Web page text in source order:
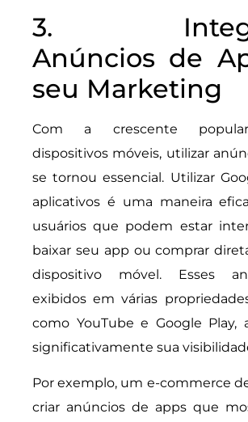
3.
Anúncios de
seu Marketing
Com a crescente
dispositivos móveis, utilizar
se tornou essencial. Utilizar
aplicativos é uma maneira
usuários que podem estar
baixar seu app ou comprar
dispositivo móvel. Esses
exibidos em várias
como YouTube e Google Play,
significativamente sua
Por exemplo, um e-commerce
criar anúncios de apps que